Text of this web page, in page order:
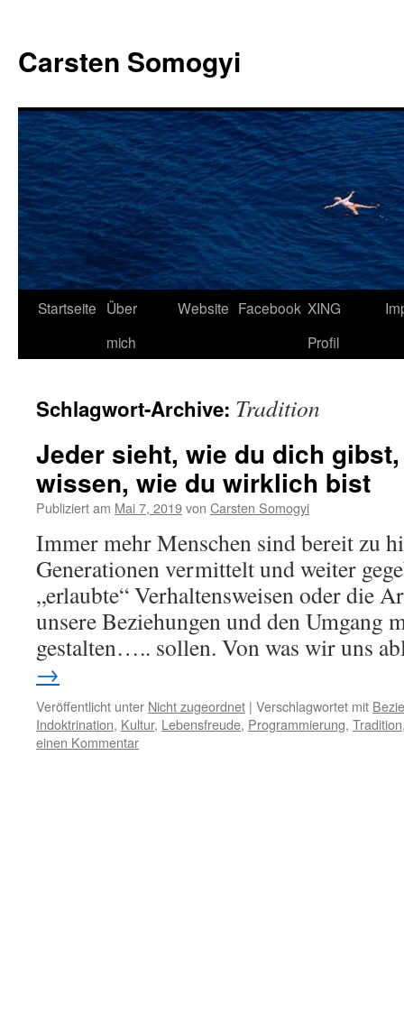
Carsten Somogyi
Zum
Startseite Über
mich
Website Facebook XING
Profil
Schlagwort-Archive: Tradition
Jeder sieht, wie du dich
wissen, wie du wirklich bist
Publiziert am Mai 7, 2019von Carsten Somogyi
Immer mehr Menschen sind bereit zu
Generationen vermittelt und weiter
„erlaubte“ Verhaltensweisen oder die
unsere Beziehungen und den Umgang
gestalten….. sollen. Von was wir uns
→
Veröffentlicht unter Nicht zugeordnet | Verschlagwortet mit
Indoktrination, Kultur, Lebensfreude, Programmierung, Tradition
einen Kommentar